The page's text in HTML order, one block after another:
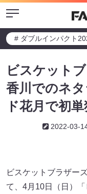
Menu
# ダブルインパクト
ビスケット
香川でのネ
ド花月で初
2022-03-
ビスケットブラザー
て、4月10日（日）